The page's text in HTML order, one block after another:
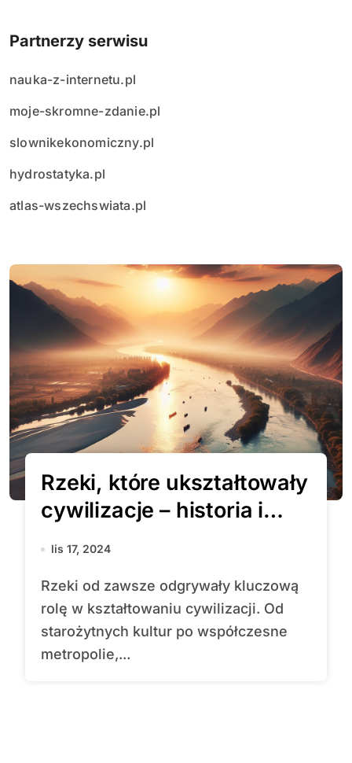
Partnerzy serwisu
nauka-z-internetu.pl
moje-skromne-zdanie.pl
slownikekonomiczny.pl
hydrostatyka.pl
atlas-wszechswiata.pl
Rzeki, które ukształtowały
cywilizacje – historia i
znaczenie największych
lis 17, 2024
Rzeki od zawsze odgrywały kluczową
rolę w kształtowaniu cywilizacji. Od
starożytnych kultur po współczesne
metropolie,...